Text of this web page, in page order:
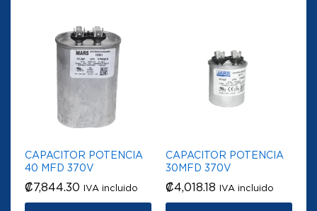
CAPACITOR POTENCIA
40 MFD 370V
₡7,844.30 IVA incluido
CAPACITOR POTENCIA
30MFD 370V
₡4,018.18 IVA incluido